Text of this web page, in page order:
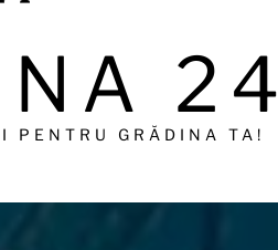
24
PENTRU GRĂDINA TA!